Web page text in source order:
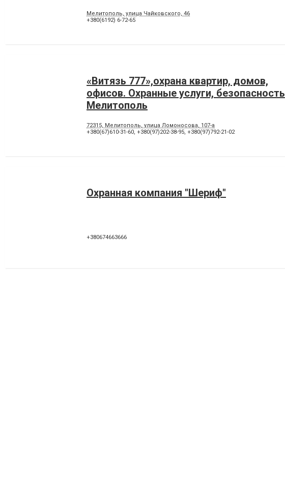
Мелитополь, улица Чайковского, 46
+380(6192) 6-72-65
«Витязь 777»,охрана квартир, домов,
офисов. Охранные услуги, безопасность
Мелитополь
72315, Мелитополь, улица Ломоносова, 107-а
+380(67)610-31-60, +380(97)202-38-95, +380(97)792-21-02
Охранная компания "Шериф"
+380674663666